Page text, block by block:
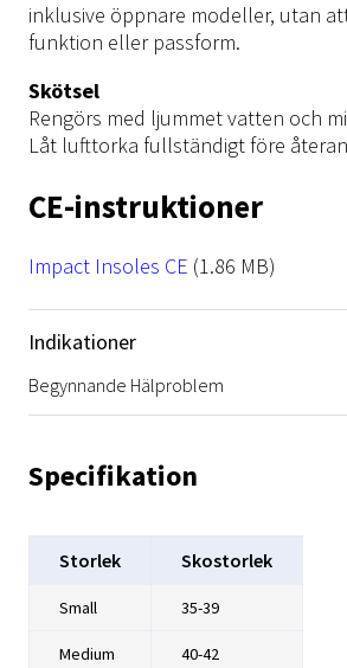
inklusive öppnare modeller, utan
funktion eller passform.
Skötsel
Rengörs med ljummet vatten och
Låt lufttorka fullständigt före
CE-instruktioner
File
Impact Insoles CE (1.86 MB)
Indikationer
Begynnande Hälproblem
Specifikation
Storlek Skostorlek
Small 35-39
Medium 40-42